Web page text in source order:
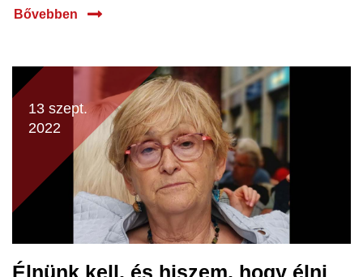
Bővebben
13 szept.
2022
Élnünk kell, és hiszem, hogy élni